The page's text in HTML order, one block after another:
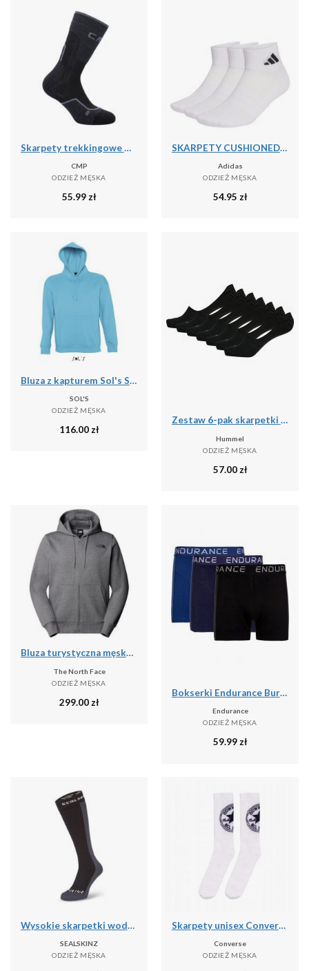
Skarpety trekkingowe CMP WOOL MID
CMP
ODZIEŻ MĘSKA
55.99zł
SKARPETY CUSHIONED SPORTSWEAR ANKLE SOCKS, 3 PARY
Adidas
ODZIEŻ MĘSKA
54.95 zł
Bluza z kapturem Sol's Slam
SOL'S
ODZIEŻ MĘSKA
116.00zł
Zestaw 6-pak skarpetki stopki Hummel Chevron NO SHOW SOCKS
Hummel
ODZIEŻ MĘSKA
57.00 zł
Bluza turystyczna męska The North Face M Simple Dome Full Zip
The North Face
ODZIEŻ MĘSKA
299.00 zł
Bokserki Endurance Burke (x3)
Endurance
ODZIEŻ MĘSKA
59.99zł
Wysokie skarpetki wodoodporne Sealskinz Worstead
SEALSKINZ
ODZIEŻ MĘSKA
Skarpety unisex Converse 2 pak
Converse
ODZIEŻ MĘSKA